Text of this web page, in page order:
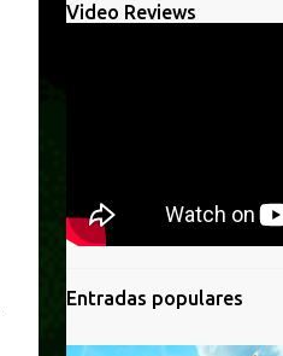
Video Reviews
Entradas populares